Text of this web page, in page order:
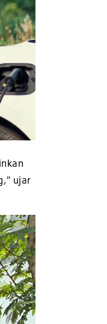
ujar